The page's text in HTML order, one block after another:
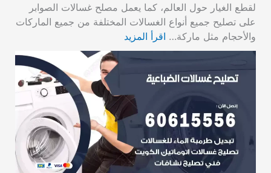
لقطع الغيار حول العالم، كما يعمل مصلح غسالات الصوابر
على تصليح جميع أنواع الغسالات المختلفة من جميع الماركات
والأحجام مثل ماركة… اقرأ المزيد